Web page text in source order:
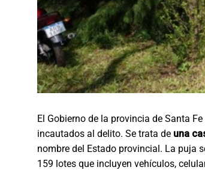
El Gobierno de la provincia de Santa
incautados al delito. Se trata de una
nombre del Estado provincial. La puja
159 lotes que incluyen vehículos,